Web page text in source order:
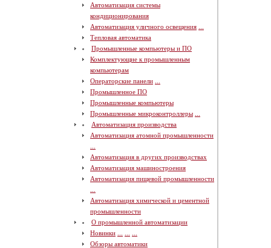
Автоматизация системы
кондиционирования
Автоматизация уличного освещения
Тепловая автоматика
Промышленные компьютеры и ПО
Комплектующие к промышленным
компьютерам
Операторские панели
Промышленное ПО
Промышленные компьютеры
Промышленные микроконтроллеры
Автоматизация производства
Автоматизация атомной промышленности
Автоматизация в других производствах
Автоматизация машиностроения
Автоматизация пищевой промышленности
Автоматизация химической и цементной
промышленности
О промышленной автоматизации
Новинки
Обзоры автоматики